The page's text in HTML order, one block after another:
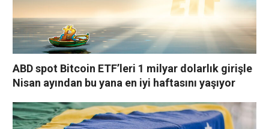
ABD spot Bitcoin ETF’leri 1 milyar dolarlık girişle
Nisan ayından bu yana en iyi haftasını yaşıyor